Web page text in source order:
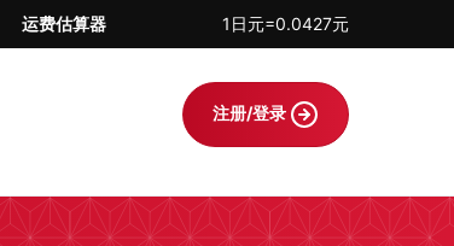
运费估算器 1日元=0.0427元
注册/登录